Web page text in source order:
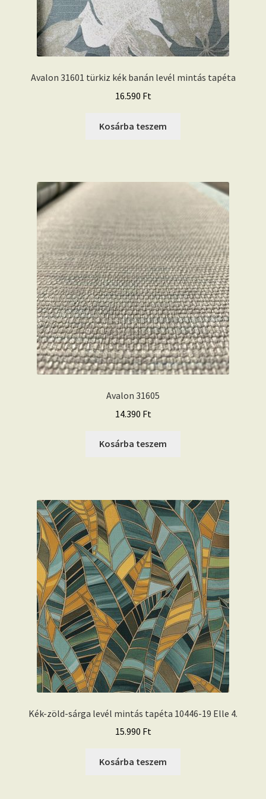
Avalon 31601 türkiz kék banán levél mintás tapéta
16.590 Ft
Kosárba teszem
Avalon 31605
14.390 Ft
Kosárba teszem
Kék-zöld-sárga levél mintás tapéta 10446-19 Elle 4.
15.990 Ft
Kosárba teszem